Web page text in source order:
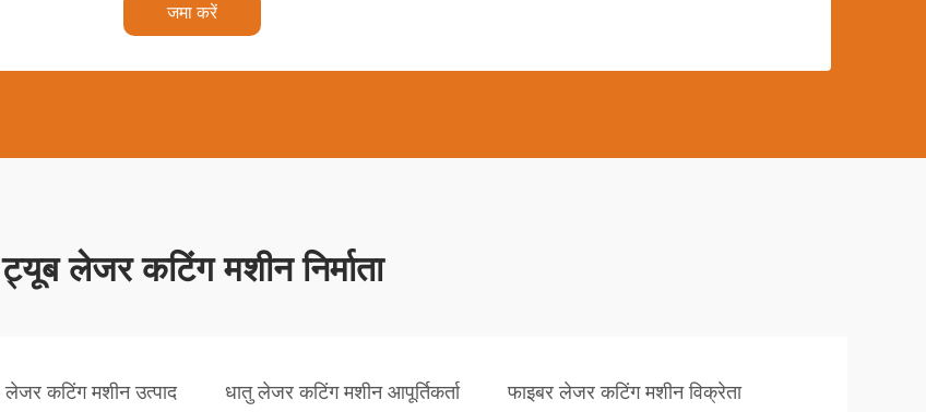
जमा करें
ट्यूब लेजर कटिंग मशीन निर्माता
लेजर कटिंग मशीन उत्पाद धातु लेजर कटिंग मशीन आपूर्तिकर्ता फाइबर लेजर कटिंग मशीन विक्रेता